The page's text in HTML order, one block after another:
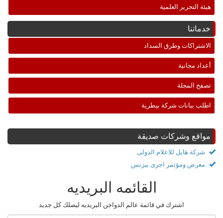
هيئة التحرير العلمية
خدماتنا
الاشتراكات وطرق السداد
أعداد مجانية
تصفح المجلة
اطلب بيانات شركة بيطرية
مواقع وشركات صديقة
شركة هايل للاعلام الدولى
معرض ومؤتمر اجرى بيزنس
القائمه البريديه
اشترك في قائمة عالم الدواجن البريديه ليصلك كل جديد